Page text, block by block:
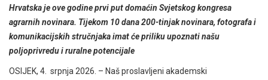
Hrvatska je ove godine prvi put domaćin Svjetskog kongresa
agrarnih novinara. Tijekom 10 dana 200-tinjak novinara, fotografa i
komunikacijskih stručnjaka imat će priliku upoznati našu
poljoprivredu i ruralne potencijale
OSIJEK, 4. srpnja 2026. – Naš proslavljeni akademski